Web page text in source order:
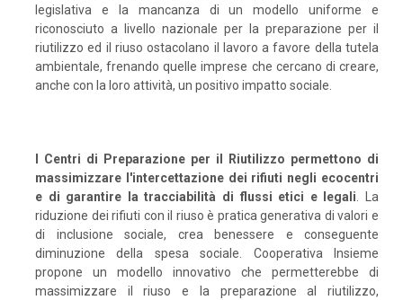
legislativa e la mancanza di un modello uniforme e
riconosciuto a livello nazionale per la preparazione per il
riutilizzo ed il riuso ostacolano il lavoro a favore della tutela
ambientale, frenando quelle imprese che cercano di creare,
anche con la loro attività, un positivo impatto sociale.
I Centri di Preparazione per il Riutilizzo permettono di
massimizzare l'intercettazione dei rifiuti negli ecocentri
e di garantire la tracciabilità di flussi etici e legali. La
riduzione dei rifiuti con il riuso è pratica generativa di valori e
di inclusione sociale, crea benessere e conseguente
diminuzione della spesa sociale. Cooperativa Insieme
propone un modello innovativo che permetterebbe di
massimizzare il riuso e la preparazione al riutilizzo,